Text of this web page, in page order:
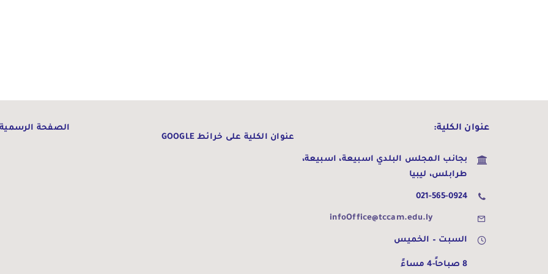
عنوان الكلية:
بجانب المجلس البلدي اسبيعة، اسبيعة،
طرابلس، ليبيا
021-565-0924
infoOffice@tccam.edu.ly
السبت – الخميس
8 صباحاً-4 مساءً
عنوان الكلية على خرائط GOOGLE
الصفحة